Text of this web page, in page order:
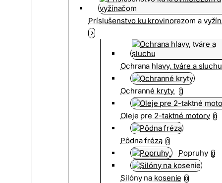
Príslušenstvo ku krovinorezom a
Ochrana hlavy, tváre a sluchu
Ochranné kryty 0
Oleje pre 2-taktné motory 0
Pôdna fréza 0
Popruhy 0
Silóny na kosenie 0